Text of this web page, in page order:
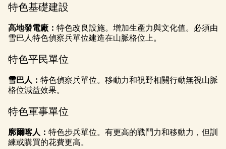
特色基礎建設
高地發電廠： 特色改良設施。增加生產力與文化值。必須由
雪巴人特色偵察兵單位建造在山脈格位上。
特色平民單位
雪巴人： 特色偵察兵單位。移動力和視野相關行動無視山脈
格位減益效果。
特色軍事單位
廓爾喀人： 特色步兵單位。有更高的戰鬥力和移動力，但訓
練或購買的花費更高。